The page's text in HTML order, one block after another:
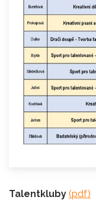
Talentkluby (pdf)